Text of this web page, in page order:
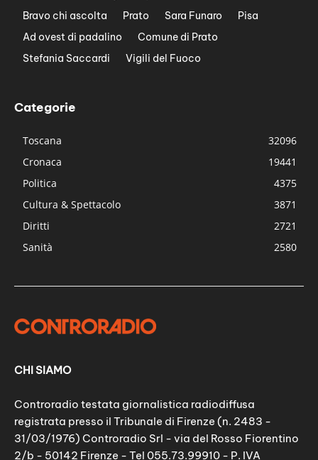
Bravo chi ascolta
Prato Sara Funaro
Pisa
Ad ovest di padalino
Comune di Prato
Stefania Saccardi
Vigili del Fuoco
Categorie
Toscana
32096
Cronaca
19441
Politica
4375
Cultura & Spettacolo
3871
Diritti
2721
Sanità
2580
CHI SIAMO
Controradio testata giornalistica radiodiffusa
registrata presso il Tribunale di Firenze (n. 2483 -
31/03/1976) Controradio Srl - via del Rosso Fiorentino
2/b - 50142 Firenze - Tel 055.73.99910 - P. IVA